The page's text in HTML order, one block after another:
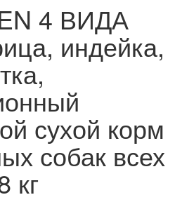
4 ВИДА
индейка,
сухой корм
собак всех
кг